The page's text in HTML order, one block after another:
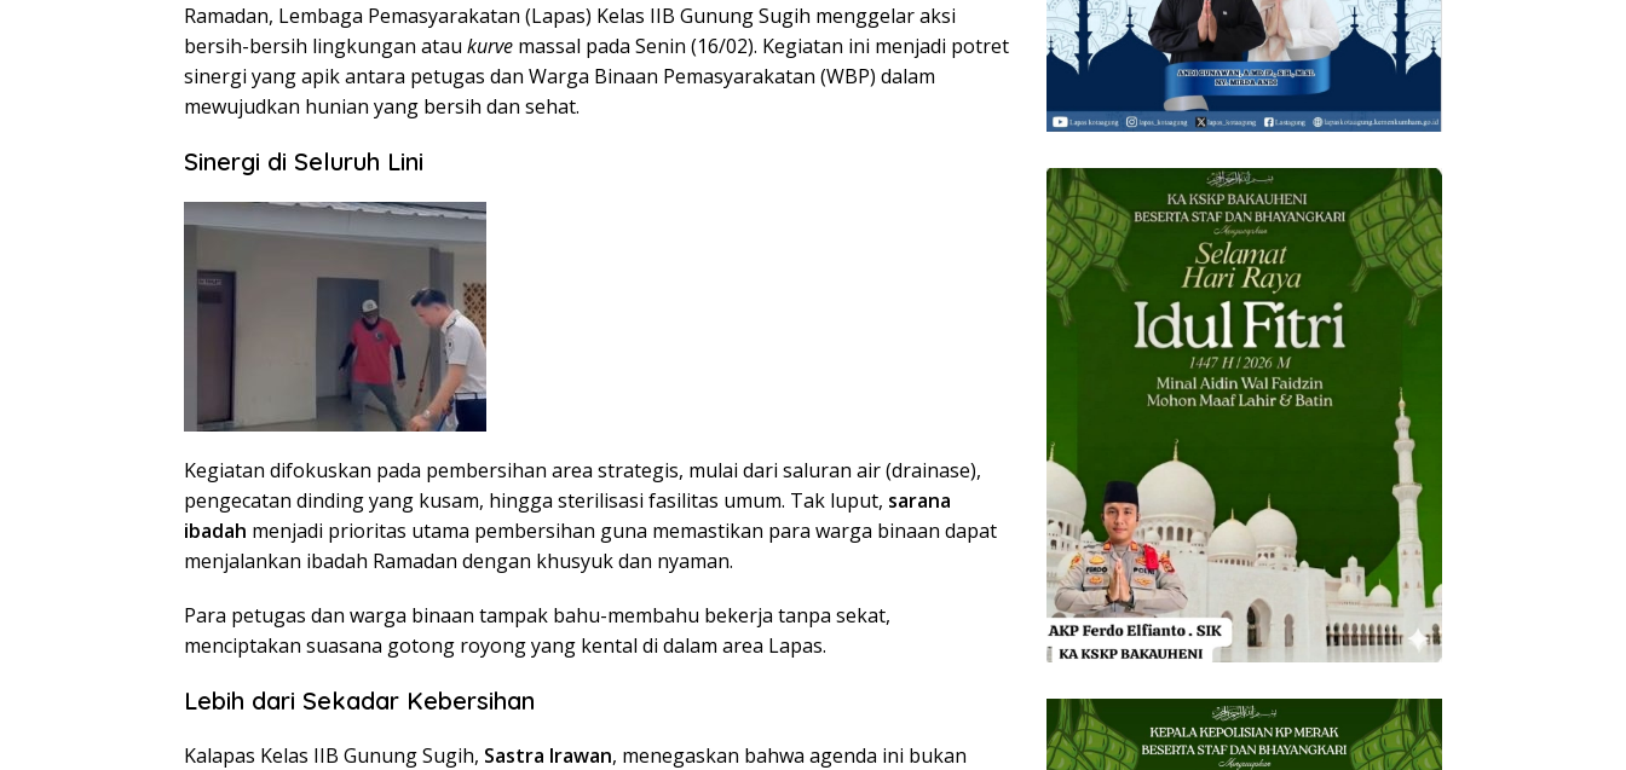
Ramadan, Lembaga Pemasyarakatan (Lapas) Kelas IIB Gunung Sugih menggelar aksi
bersih-bersih lingkungan atau kurve massal pada Senin (16/02). Kegiatan ini menjadi potret
sinergi yang apik antara petugas dan Warga Binaan Pemasyarakatan (WBP) dalam
mewujudkan hunian yang bersih dan sehat.
Sinergi di Seluruh Lini
​Kegiatan difokuskan pada pembersihan area strategis, mulai dari saluran air (drainase),
pengecatan dinding yang kusam, hingga sterilisasi fasilitas umum. Tak luput, sarana
ibadah menjadi prioritas utama pembersihan guna memastikan para warga binaan dapat
menjalankan ibadah Ramadan dengan khusyuk dan nyaman.
​Para petugas dan warga binaan tampak bahu-membahu bekerja tanpa sekat,
menciptakan suasana gotong royong yang kental di dalam area Lapas.
Lebih dari Sekadar Kebersihan
​Kalapas Kelas IIB Gunung Sugih, Sastra Irawan, menegaskan bahwa agenda ini bukan